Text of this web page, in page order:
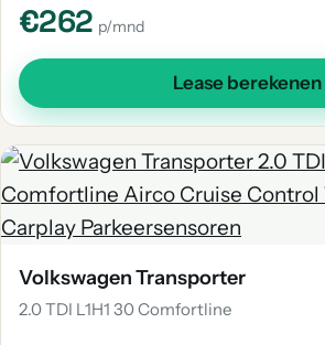
€262 p/mnd
Lease berekenen
Volkswagen Transporter
2.0 TDI L1H1 30 Comfortline